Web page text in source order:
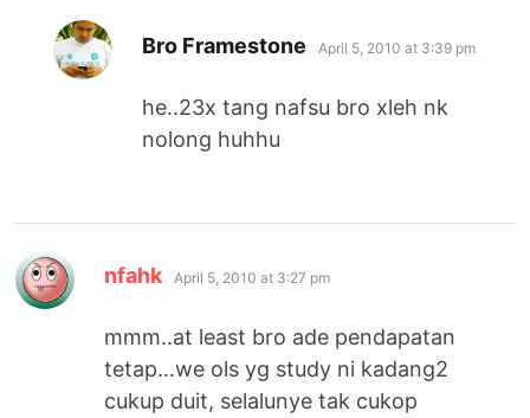
Bro Framestone says:
April 5, 2010 at 3:39 pm
he..23x tang nafsu bro xleh nk
nolong huhhu
nfahk says:
April 5, 2010 at 3:27 pm
mmm..at least bro ade pendapatan
tetap…we ols yg study ni kadang2
cukup duit, selalunye tak cukop